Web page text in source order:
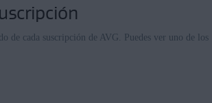
de cada suscripción de AVG. Puedes ver uno de los